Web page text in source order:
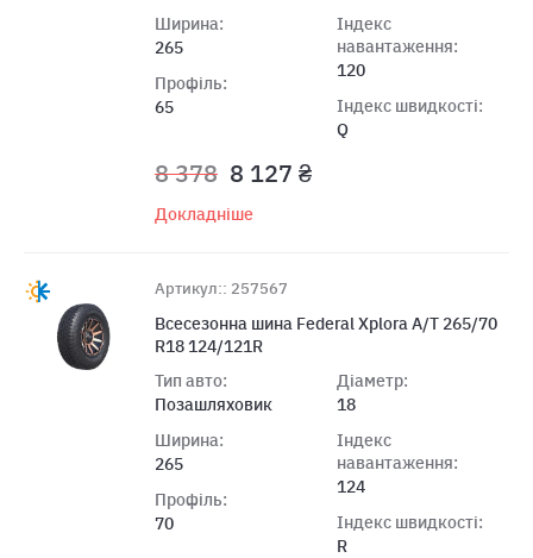
Ширина:
265
Профіль:
65
Індекс
навантаження:
120
Індекс швидкості:
Q
8 378 8 127 ₴
Докладніше
Артикул:: 257567
Всесезонна шина Federal Xplora A/T 265/70
R18 124/121R
Тип авто:
Позашляховик
Ширина:
265
Профіль:
70
Діаметр:
18
Індекс
навантаження:
124
Індекс швидкості:
R